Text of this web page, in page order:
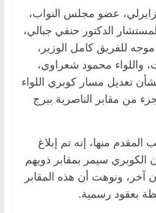
عضو مجلس النواب،
الدكتور حنفي جبالي،
للفريق كامل الوزير،
واللواء محمود شعراوي،
بشأن تعديل مسار كوبري اللواء
من مقابر الناصرية ببرج
المقدم منها، إنه تم إبلاغ
الكوبري سيمر بمقابر ذويهم
آخر، ونوهت أن هذه المقابر
بعقود رسمية.